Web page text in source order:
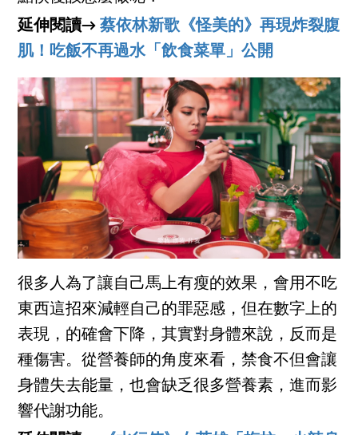
延伸閱讀→蔡依林新歌《怪美的》再現炸裂腹
肌！吃飯不再過水「飲食菜單」公開
很多人為了讓自己馬上有瘦的效果，會用不吃
東西這招來減輕自己的罪惡感，但在數字上的
表現，的確會下降，其實對身體來說，反而是
種傷害。從營養師的角度來看，禁食不但會讓
身體失去能量，也會缺乏很多營養素，進而影
響代謝功能。